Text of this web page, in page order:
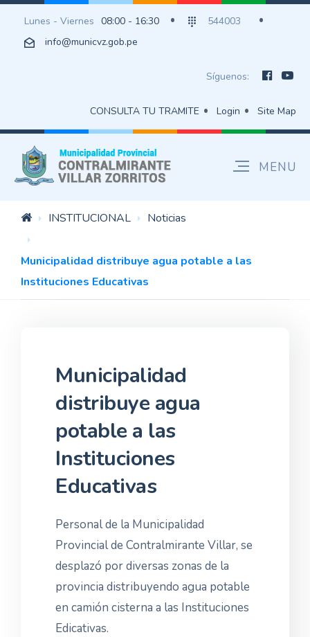
Lunes - Viernes 08:00 - 16:30
544003
info@municvz.gob.pe
Síguenos:
CONSULTA TU TRAMITE Login Site Map
INSTITUCIONAL Noticias
Municipalidad distribuye agua potable a las
Instituciones Educativas
Municipalidad
distribuye agua
potable a las
Instituciones
Educativas
Personal de la Municipalidad
Provincial de Contralmirante Villar, se
desplazó por diversas zonas de la
provincia distribuyendo agua potable
en camión cisterna a las Instituciones
Edicativas.